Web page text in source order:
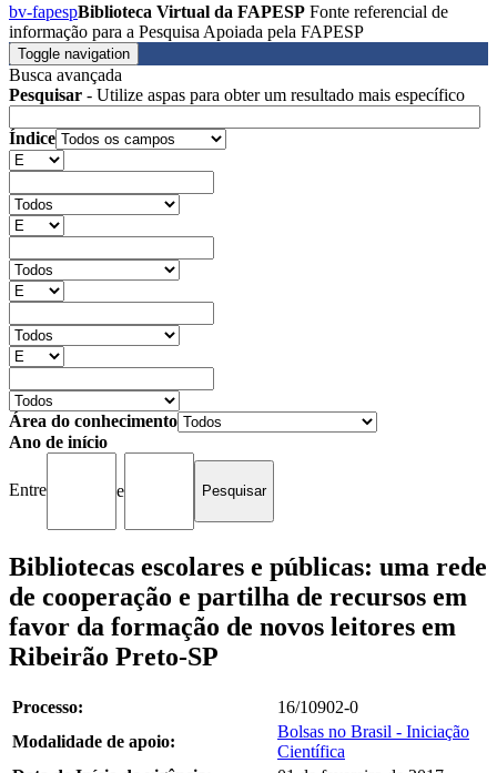
bv-fapespBiblioteca Virtual da FAPESP Fonte referencial de
informação para a Pesquisa Apoiada pela FAPESP
Toggle navigation
Busca avançada
Pesquisar - Utilize aspas para obter um resultado mais específico
Índice
Área do conhecimento
Ano de início
Entre e
Bibliotecas escolares e públicas: uma rede
de cooperação e partilha de recursos em
favor da formação de novos leitores em
Ribeirão Preto-SP
Processo:
16/10902-0
Modalidade de apoio:
Bolsas no Brasil - Iniciação
Científica